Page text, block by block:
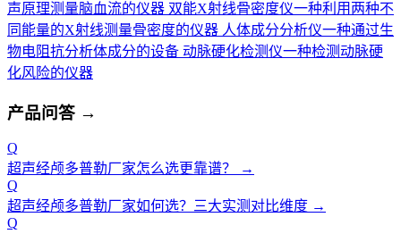
声原理测量脑血流的仪器 双能X射线骨密度仪一种利用两种不
同能量的X射线测量骨密度的仪器 人体成分分析仪一种通过生
物电阻抗分析体成分的设备 动脉硬化检测仪一种检测动脉硬
化风险的仪器
产品问答 →
Q
超声经颅多普勒厂家怎么选更靠谱？
→
Q
超声经颅多普勒厂家如何选？三大实测对比维度 →
Q